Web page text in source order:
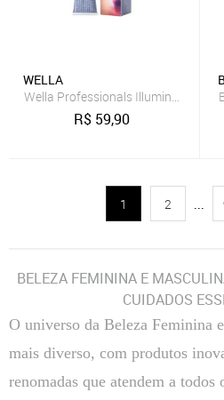
WELLA
Wella Professionals Illumina Color
R$ 59,90
1 2 ...
BELEZA FEMININA E
CUIDADOS
O universo da Beleza Feminina
mais diverso, com produtos
renomadas que atendem a todos